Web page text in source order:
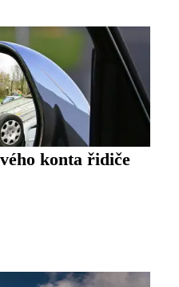
konta řidiče